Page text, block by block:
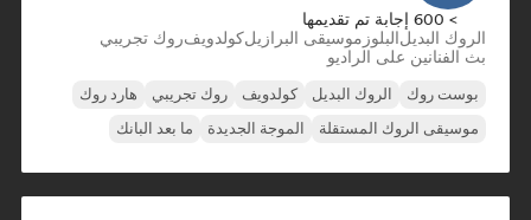
> 600 إجابة تم تقديمها
الروك البديلالبلوز موسيقى البرازيلكولدويفروك تجريبي
بث الفنانين على الراديو
بوست روك الروك البديل كولدويف روك تجريبي
هارد روك
موسيقى الروك المستقلة
الموجة الجديدة ما بعد البانك